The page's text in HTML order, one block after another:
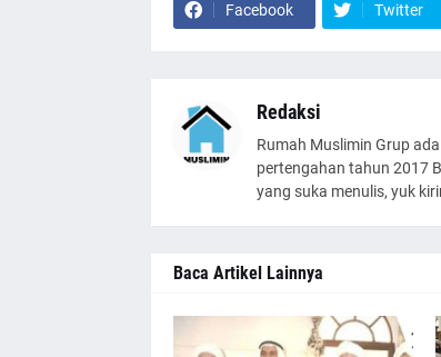
Facebook Twitter
Redaksi
Rumah Muslimin Grup
pertengahan tahun 2017
yang suka menulis, yuk
Baca Artikel Lainnya